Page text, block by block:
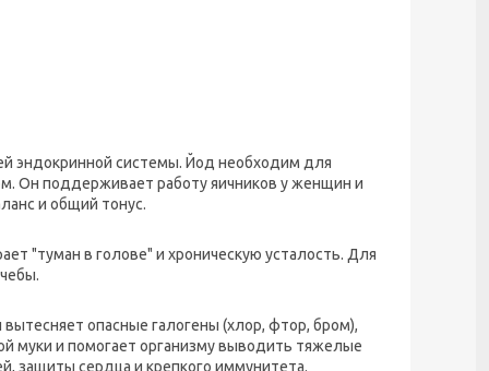
эндокринной системы. Йод необходим для
Он поддерживает работу яичников у женщин и
и общий тонус.
"туман в голове" и хроническую усталость. Для
опасные галогены (хлор, фтор, бром),
муки и помогает организму выводить тяжелые
защиты сердца и крепкого иммунитета.